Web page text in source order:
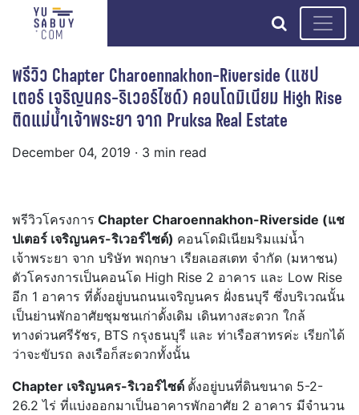
search
พรีวิว Chapter Charoennakhon-Riverside (แชป
เตอร์ เจริญนคร-ริเวอร์ไซด์) คอนโดมิเนียม High Rise
ติดแม่น้ำเจ้าพระยา จาก Pruksa Real Estate
December 04, 2019 · 3 min read
พรีวิวโครงการ Chapter Charoennakhon-Riverside (แช
ปเตอร์ เจริญนคร-ริเวอร์ไซด์) คอนโดมิเนียมริมแม่น้ำ
เจ้าพระยา จาก บริษัท พฤกษา เรียลเอสเตท จำกัด (มหาชน)
ตัวโครงการเป็นคอนโด High Rise 2 อาคาร และ Low Rise
อีก 1 อาคาร ที่ตั้งอยู่บนถนนเจริญนคร ฝั่งธนบุรี ซึ่งบริเวณนั้น
เป็นย่านพักอาศัยชุมชนเก่าดั้งเดิม เดินทางสะดวก ใกล้
ทางด่วนศรีรัชร, BTS กรุงธนบุรี และ ท่าเรือสาทรค่ะ เรียกได้
ว่าจะขับรถ ลงเรือก็สะดวกทั้งนั้น
Chapter เจริญนคร-ริเวอร์ไซด์ ตั้งอยู่บนที่ดินขนาด 5-2-
26.2 ไร่ ที่แบ่งออกมาเป็นอาคารพักอาศัย 2 อาคาร มีจำนวน